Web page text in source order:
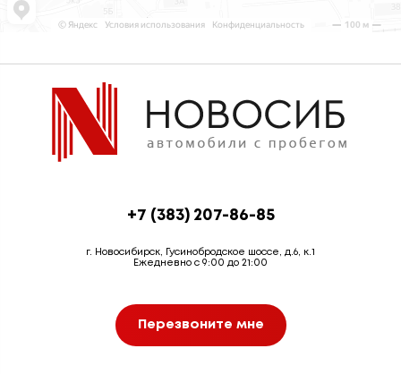
+7 (383) 207-86-85
г. Новосибирск, Гусинобродское шоссе, д.6, к.1
Ежедневно с 9:00 до 21:00
Перезвоните мне